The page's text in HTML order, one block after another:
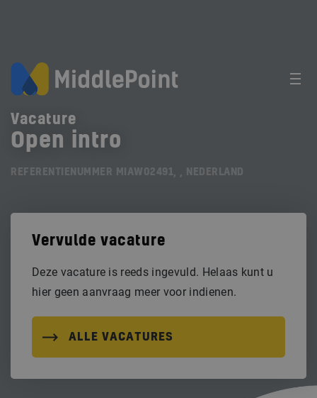
Vacature
Open intro
REFERENTIENUMMER MIAW02491, , NEDERLAND
Vervulde vacature
Deze vacature is reeds ingevuld. Helaas kunt u
hier geen aanvraag meer voor indienen.
ALLE VACATURES